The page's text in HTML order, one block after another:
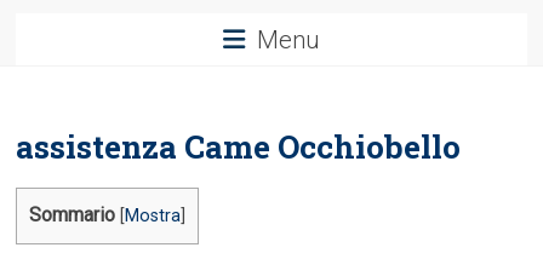
Menu
assistenza Came Occhiobello
Sommario Mostra